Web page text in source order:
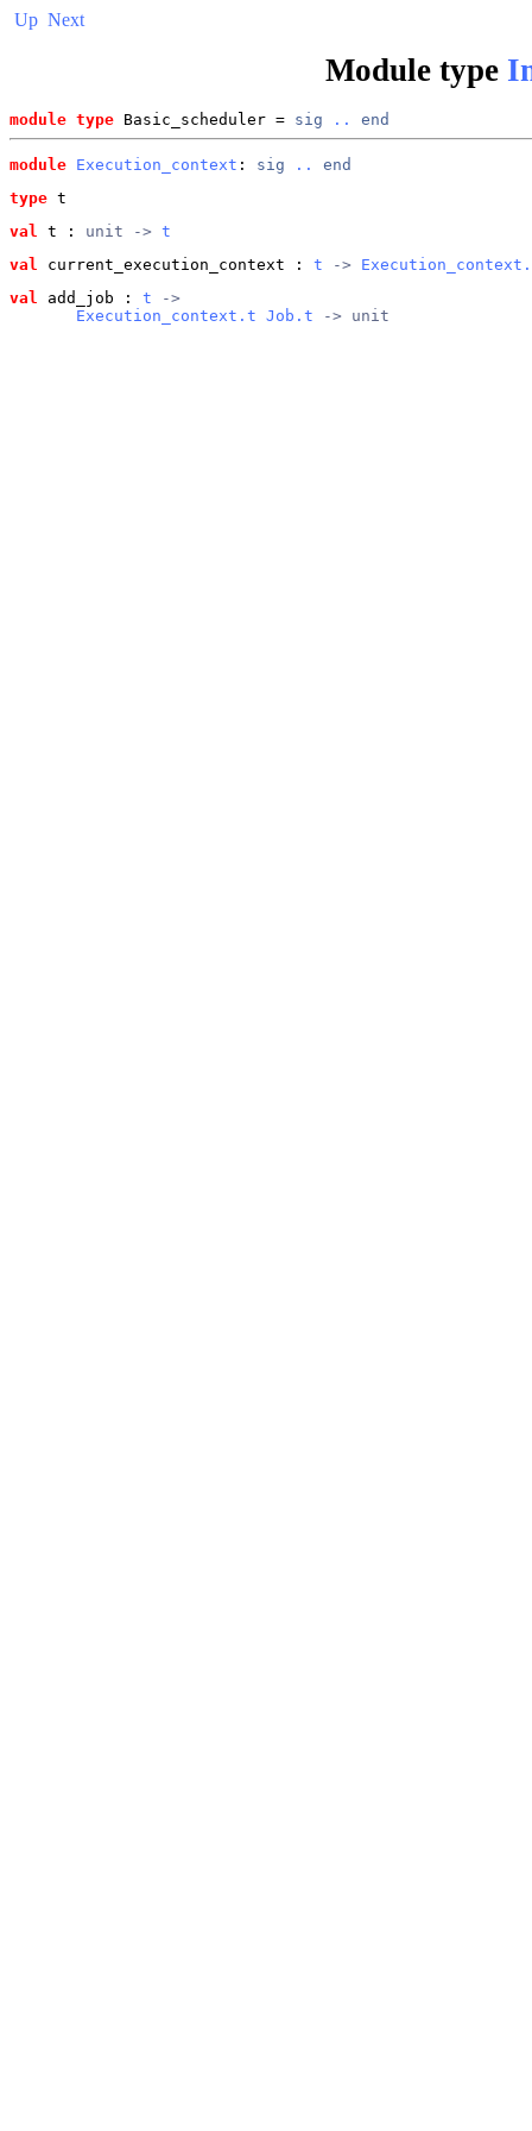
Up Next
Module type
module type Basic_scheduler = sig .. end
module Execution_context : sig ..
end
type t
val
t : unit -> t
val
current_execution_context : t ->
val
add_job : t ->
Execution_context.t Job.t -> unit